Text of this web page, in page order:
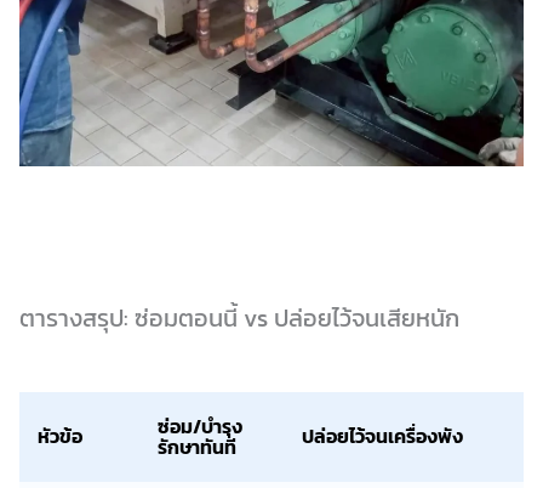
ตารางสรุป: ซ่อมตอนนี้ vs ปล่อยไว้จนเสียหนัก
หัวข้อ ซ่อม/บำรุง
รักษาทันที ปล่อยไว้จนเครื่องพัง